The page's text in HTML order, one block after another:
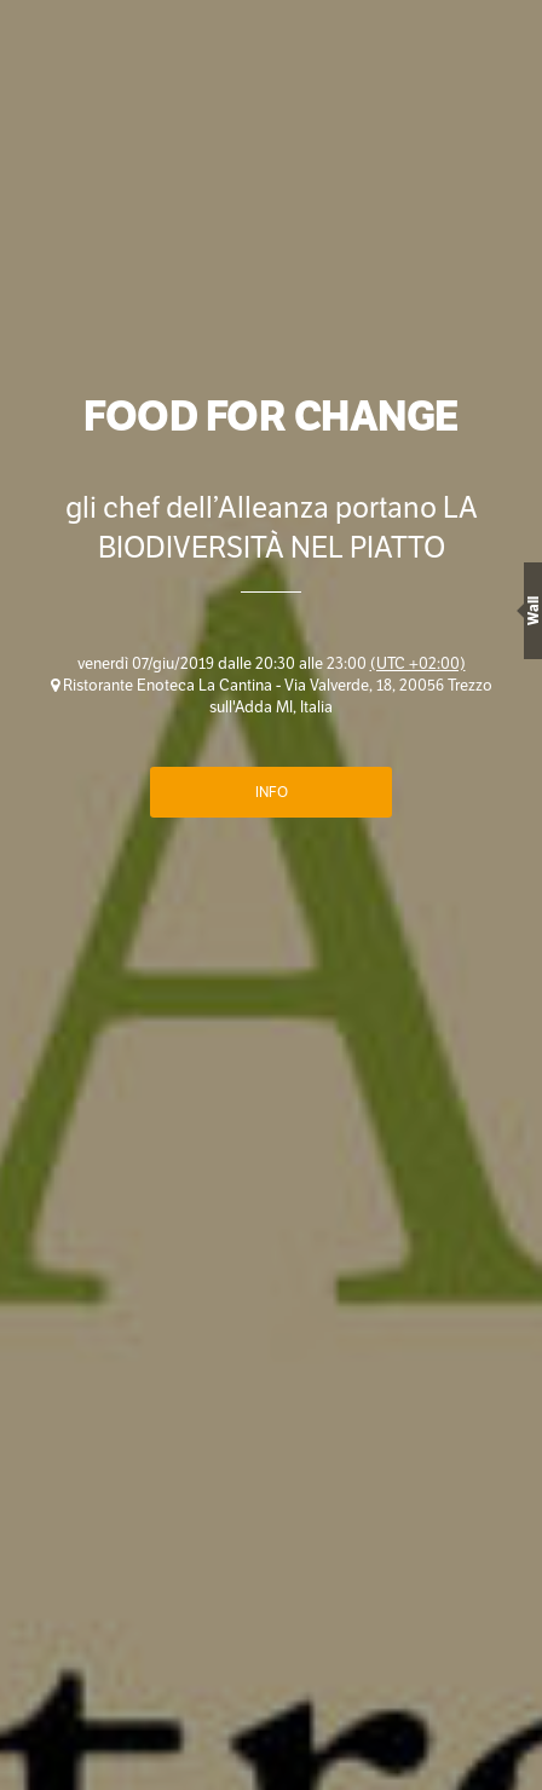
FOOD FOR CHANGE
gli chef dell’Alleanza portano LA
BIODIVERSITÀ NEL PIATTO
venerdì 07/giu/2019 dalle 20:30 alle 23:00 (UTC +02:00)
Ristorante Enoteca La Cantina - Via Valverde, 18, 20056 Trezzo
sull'Adda MI, Italia
INFO
Wall